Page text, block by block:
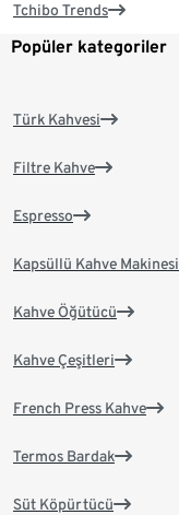
Tchibo Trends
Popüler kategoriler
Türk Kahvesi
Filtre Kahve
Espresso
Kapsüllü Kahve Makinesi
Kahve Öğütücü
Kahve Çeşitleri
French Press Kahve
Termos Bardak
Süt Köpürtücü